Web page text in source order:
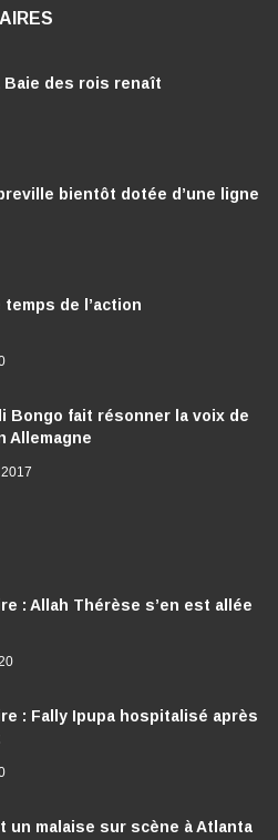
Baie des rois renaît
bientôt dotée d’une ligne
temps de l’action
Bongo fait résonner la voix de
Allemagne
: Allah Thérèse s’en est allée
: Fally Ipupa hospitalisé après
un malaise sur scène à Atlanta